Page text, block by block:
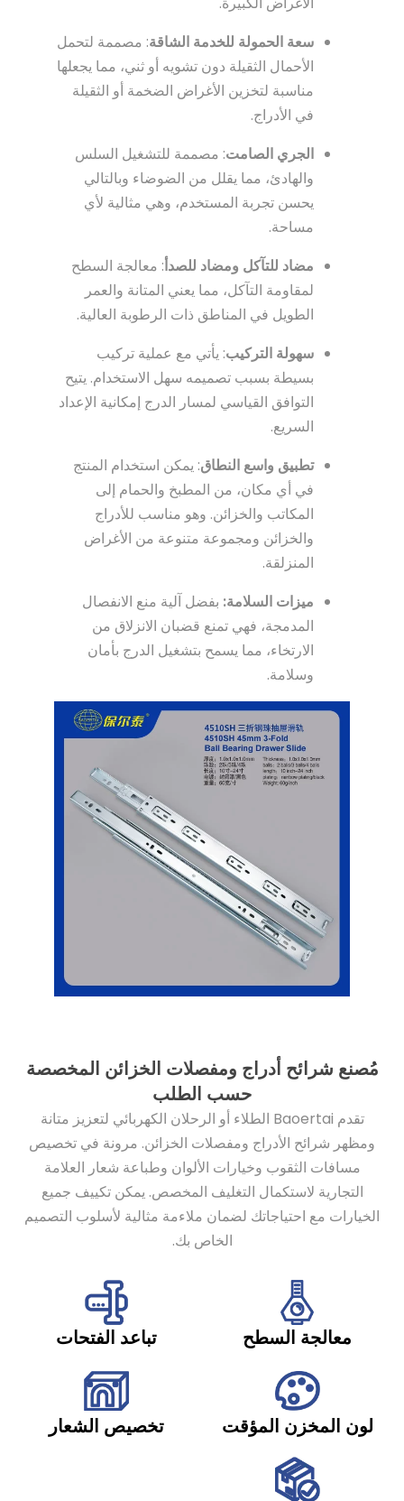
سعة الحمولة للخدمة الشاقة: مصممة لتحمل
الأحمال الثقيلة دون تشويه أو ثني، مما يجعلها
مناسبة لتخزين الأغراض الضخمة أو الثقيلة
في الأدراج.
الجري الصامت: مصممة للتشغيل السلس
والهادئ، مما يقلل من الضوضاء وبالتالي
يحسن تجربة المستخدم، وهي مثالية لأي
مساحة.
مضاد للتآكل ومضاد للصدأ: معالجة السطح
لمقاومة التآكل، مما يعني المتانة والعمر
الطويل في المناطق ذات الرطوبة العالية.
سهولة التركيب: يأتي مع عملية تركيب
بسيطة بسبب تصميمه سهل الاستخدام. يتيح
التوافق القياسي لمسار الدرج إمكانية الإعداد
السريع.
تطبيق واسع النطاق: يمكن استخدام المنتج
في أي مكان، من المطبخ والحمام إلى
المكاتب والخزائن. وهو مناسب للأدراج
والخزائن ومجموعة متنوعة من الأغراض
المنزلقة.
ميزات السلامة: بفضل آلية منع الانفصال
المدمجة، فهي تمنع قضبان الانزلاق من
الارتخاء، مما يسمح بتشغيل الدرج بأمان
وسلامة.
مُصنع شرائح أدراج ومفصلات الخزائن المخصصة
حسب الطلب
تقدم Baoertai الطلاء أو الرحلان الكهربائي لتعزيز متانة
ومظهر شرائح الأدراج ومفصلات الخزائن. مرونة في تخصيص
مسافات الثقوب وخيارات الألوان وطباعة شعار العلامة
التجارية لاستكمال التغليف المخصص. يمكن تكييف جميع
الخيارات مع احتياجاتك لضمان ملاءمة مثالية لأسلوب التصميم
الخاص بك.
معالجة السطح تباعد الفتحات
لون المخزن المؤقت تخصيص الشعار